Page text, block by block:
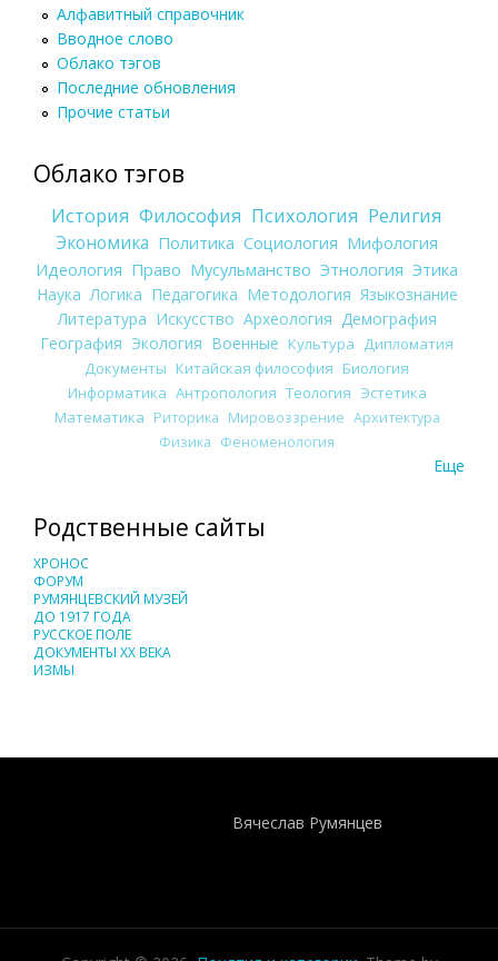
Алфавитный справочник
Вводное слово
Облако тэгов
Последние обновления
Прочие статьи
Облако тэгов
История Философия Психология Религия
Экономика Политика Социология Мифология
Идеология Право Мусульманство Этнология Этика
Наука Логика Педагогика Методология Языкознание
Литература Искусство Археология Демография
География Экология Военные Культура
Дипломатия
Документы Китайская философия Биология
Информатика Антропология Теология Эстетика
Математика Риторика Мировоззрение Архитектура
Физика Феноменология
Еще
Родственные сайты
ХРОНОС
ФОРУМ
РУМЯНЦЕВСКИЙ МУЗЕЙ
ДО 1917 ГОДА
РУССКОЕ ПОЛЕ
ДОКУМЕНТЫ XX ВЕКА
ИЗМЫ
Вячеслав Румянцев